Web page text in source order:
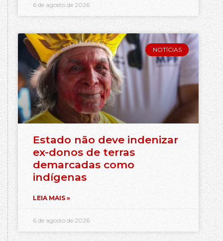
6 de agosto de 2026
NOTÍCIAS
Estado não deve indenizar
ex-donos de terras
demarcadas como
indígenas
LEIA MAIS »
6 de agosto de 2026